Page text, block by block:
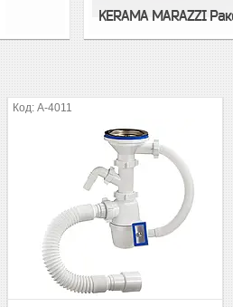
KERAMA MARAZZI
А-4011